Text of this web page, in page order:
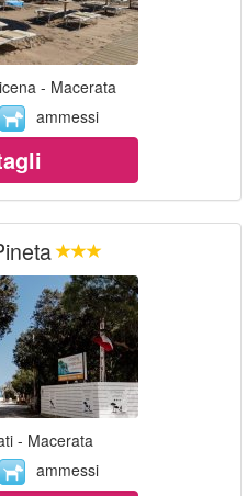
- Macerata
ammessi
- Macerata
ammessi